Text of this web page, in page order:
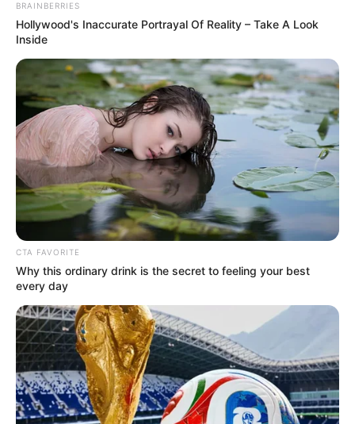
BRAINBERRIES
Hollywood's Inaccurate Portrayal Of Reality – Take A Look
Inside
CTA FAVORITE
Why this ordinary drink is the secret to feeling your best
every day